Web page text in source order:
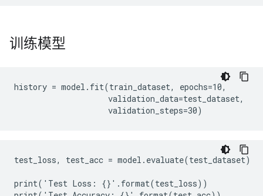
训练模型
history = model.fit(train_dataset, epochs=10,
                    validation_data=test_dataset,
test_loss, test_acc = model.evaluate(test_dataset)
print('Test Loss: {}'.format(test_loss))